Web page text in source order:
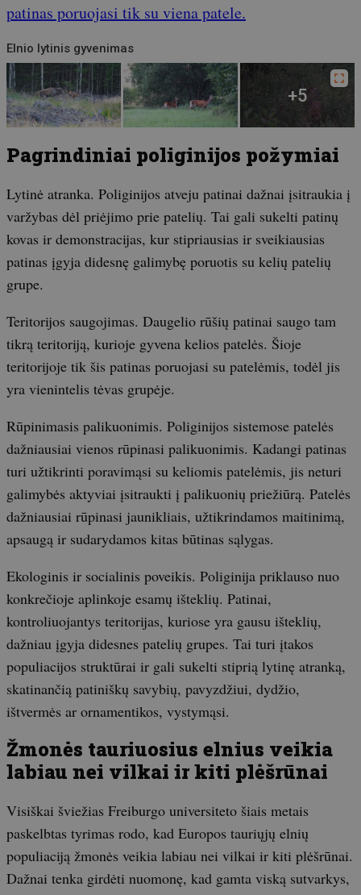
patinas poruojasi tik su viena patele.
Elnio lytinis gyvenimas
Pagrindiniai poliginijos požymiai
Lytinė atranka. Poliginijos atveju patinai dažnai įsitraukia į
varžybas dėl priėjimo prie patelių. Tai gali sukelti patinų
kovas ir demonstracijas, kur stipriausias ir sveikiausias
patinas įgyja didesnę galimybę poruotis su kelių patelių
grupe.
Teritorijos saugojimas. Daugelio rūšių patinai saugo tam
tikrą teritoriją, kurioje gyvena kelios patelės. Šioje
teritorijoje tik šis patinas poruojasi su patelėmis, todėl jis
yra vienintelis tėvas grupėje.
Rūpinimasis palikuonimis. Poliginijos sistemose patelės
dažniausiai vienos rūpinasi palikuonimis. Kadangi patinas
turi užtikrinti poravimąsi su keliomis patelėmis, jis neturi
galimybės aktyviai įsitraukti į palikuonių priežiūrą. Patelės
dažniausiai rūpinasi jaunikliais, užtikrindamos maitinimą,
apsaugą ir sudarydamos kitas būtinas sąlygas.
Ekologinis ir socialinis poveikis. Poliginija priklauso nuo
konkrečioje aplinkoje esamų išteklių. Patinai,
kontroliuojantys teritorijas, kuriose yra gausu išteklių,
dažniau įgyja didesnes patelių grupes. Tai turi įtakos
populiacijos struktūrai ir gali sukelti stiprią lytinę atranką,
skatinančią patiniškų savybių, pavyzdžiui, dydžio,
ištvermės ar ornamentikos, vystymąsi.
Žmonės tauriuosius elnius veikia
labiau nei vilkai ir kiti plėšrūnai
Visiškai šviežias Freiburgo universiteto šiais metais
paskelbtas tyrimas rodo, kad Europos tauriųjų elnių
populiaciją žmonės veikia labiau nei vilkai ir kiti plėšrūnai.
Dažnai tenka girdėti nuomonę, kad gamta viską sutvarkys,